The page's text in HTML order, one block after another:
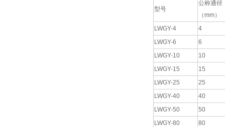
型号
公称通径
（mm）
LWGY-4
4
LWGY-6
6
LWGY-10
10
LWGY-15
15
LWGY-25
25
LWGY-40
40
LWGY-50
50
LWGY-80
80